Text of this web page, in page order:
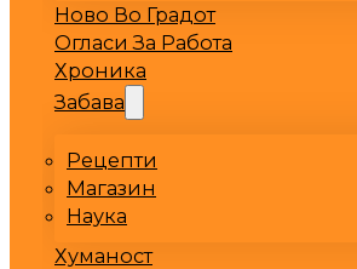
Ново Во Градот
Огласи За Работа
Хроника
Забава
Рецепти
Магазин
Наука
Хуманост